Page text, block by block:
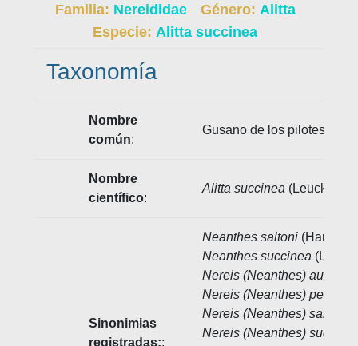
Familia: Nereididae Género: Alitta
Especie: Alitta succinea
Taxonomía
Nombre
común:
Gusano de los pilotes, Pile
Nombre
científico:
Alitta succinea (Leuckart,
Sinonimias
registradas::
Neanthes saltoni
Neanthes succinea
Nereis (Neanthes) australis
Nereis (Neanthes) perrieri
Nereis (Neanthes) saltoni
Nereis (Neanthes)